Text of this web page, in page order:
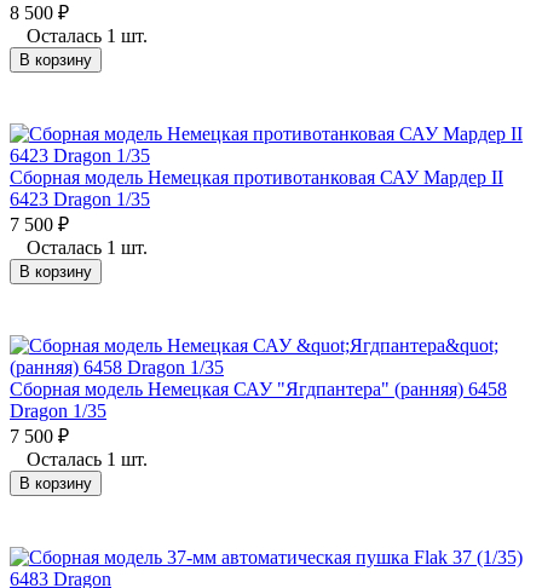
8 500 ₽
Осталась 1 шт.
В корзину
Сборная модель Немецкая противотанковая САУ Мардер II
6423 Dragon 1/35
7 500 ₽
Осталась 1 шт.
В корзину
Сборная модель Немецкая САУ "Ягдпантера" (ранняя) 6458
Dragon 1/35
7 500 ₽
Осталась 1 шт.
В корзину